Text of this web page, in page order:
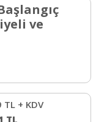
ve
TL + KDV
TL